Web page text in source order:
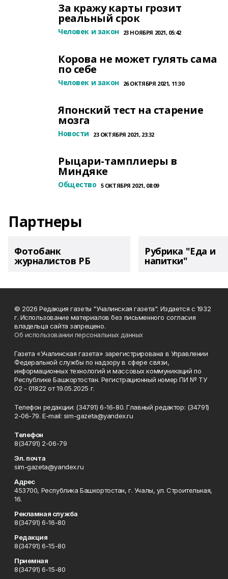
За кражу карты грозит
реальный срок
Человек и закон 23 НОЯБРЯ 2021, 05:42
Корова не может гулять сама
по себе
Человек и закон 26 ОКТЯБРЯ 2021, 11:30
Японский тест на старение
мозга
Новости 23 ОКТЯБРЯ 2021, 23:32
Рыцари-тамплиеры в
Миндяке
Общество 5 ОКТЯБРЯ 2021, 08:09
Партнеры
Фотобанк
журналистов РБ
Рубрика "Еда и
напитки"
© 2026 Редакция газеты "Учалинская газета". Издается с 1932
г. Использование материалов без письменного согласия
владельца сайта запрещено.
Об использовании персональных данных
Газета «Учалинская газета» зарегистрирована в Управлении
Федеральной службы по надзору в сфере связи,
информационных технологий и массовых коммуникаций по
Республике Башкортостан. Регистрационный номер ПИ № ТУ
02 - 01822 от 19.05.2025 г.
Телефон редакции: (34791) 6-16-80. Главный редактор: (34791)
2-06-79. Е-mаil: sim-gazeta@yandex.ru
Телефон
8(34791) 2-06-79
Эл. почта
sim-gazeta@yandex.ru
Адрес
453700, Республика Башкортостан, г. Учалы, ул. Строительная,
16.
Рекламная служба
8(34791) 6-16-80
Редакция
8(34791) 6-15-80
Приемная
8(34791) 6-15-80